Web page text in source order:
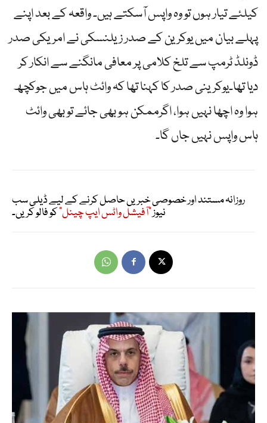
کیلئے تیار ہوں تو وہ واپس آسکتے ہیں۔ واقعہ کے بعد اپنے
پہلے بیان میں یوکرین کے صدر زیلنسکی نے امریکی صدر
ڈونلڈ ٹرمپ سے تلخ کلامی پر معافی مانگنے سے انکار کر
دیا تھا۔یوکرینی صدر کا کہنا تھا کہ وائٹ ہاس میں جوکچھ
ہوا وہ اچھا نہیں ہوا، اگرممکن ہو بھی جائے تو بھی وائٹ
ہاس واپس نہیں جاں گا۔
روزانہ مستند اور خصوصی خبریں حاصل کرنے کے لیے ڈیلی سب
نیوز"آفیشل واٹس ایپ چینل"کو فالو کریں۔